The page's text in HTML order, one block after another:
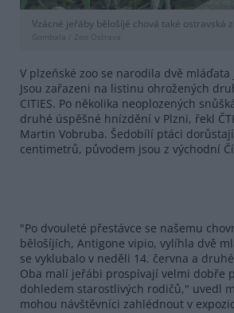
Vzácné jeřáby bělošíjé chová také ostravská
Gombala / Zoo Ostrava
V plzeňské zoo se narodila dvě
Jsou zařazeni na listinu ohrožených
CITIES. Po několika neoplozených
druhé úspěšné hnízdění v Plzni, řekl
Martin Vobruba. Šedobílí ptáci
centimetrů, původem jsou z východní
"Po dvouleté přestávce se našemu
bělošíjích, Antigone vipio, vylíhla dvě
se vyklubalo v neděli 14. června a
Oba malí jeřábi prospívají velmi dobře
dohledem starostlivých rodičů," uvedl
mohou návštěvníci zahlédnout v